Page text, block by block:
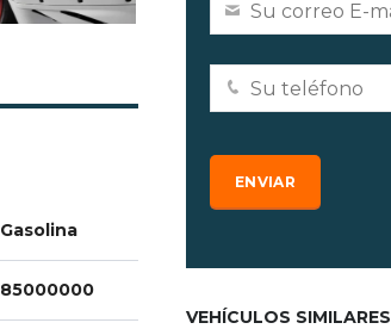
Gasolina
85000000
VEHÍCULOS SIMILARES